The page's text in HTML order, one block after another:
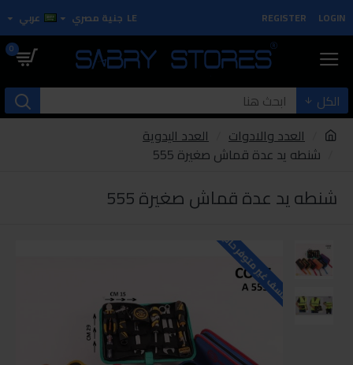
LOGIN
REGISTER
LE جنية مصري عربي
0
الكل
العدد والادوات
العدد اليدوية
شنطه يد عدة قماش صغيرة 555
شنطه يد عدة قماش صغيرة 555
للاسف غير متوفر حاليا